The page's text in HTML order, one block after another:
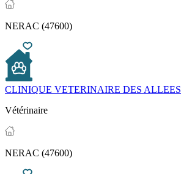
NERAC (47600)
CLINIQUE VETERINAIRE DES ALLEES
Vétérinaire
NERAC (47600)